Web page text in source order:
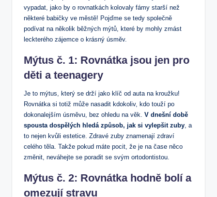
vypadat, jako by o rovnatkách kolovaly fámy starší než
některé babičky ve městě! Pojďme se tedy společně
podívat na několik běžných mýtů, které by mohly zmást
leckterého zájemce o krásný úsměv.
Mýtus č. 1: Rovnátka jsou jen pro
děti a teenagery
Je to mýtus, který se drží jako klíč od auta na kroužku!
Rovnátka si totiž může nasadit kdokoliv, kdo touží po
dokonalejším úsměvu, bez ohledu na věk. V dnešní době
spousta dospělých hledá způsob, jak si vylepšit zuby, a
to nejen kvůli estetice. Zdravé zuby znamenají zdraví
celého těla. Takže pokud máte pocit, že je na čase něco
změnit, neváhejte se poradit se svým ortodontistou.
Mýtus č. 2: Rovnátka hodně bolí a
omezují stravu